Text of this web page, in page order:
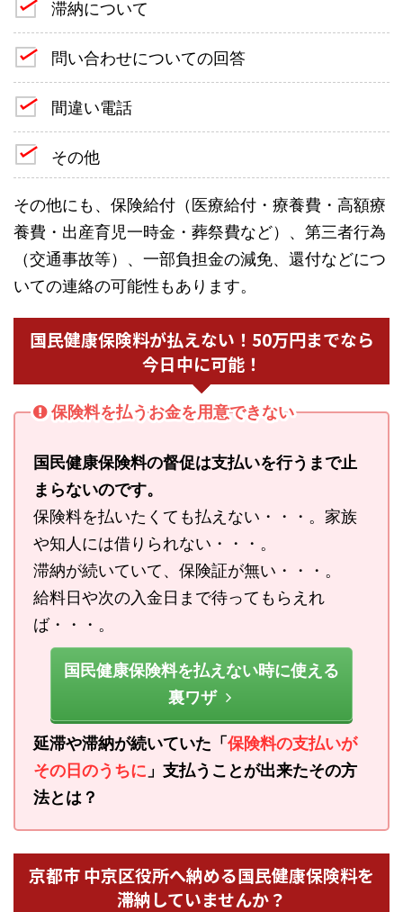
滞納について
問い合わせについての回答
間違い電話
その他
その他にも、保険給付（医療給付・療養費・高額療
養費・出産育児一時金・葬祭費など）、第三者行為
（交通事故等）、一部負担金の減免、還付などにつ
いての連絡の可能性もあります。
国民健康保険料が払えない！50万円までなら
今日中に可能！
保険料を払うお金を用意できない
国民健康保険料の督促は支払いを行うまで止
まらないのです。
保険料を払いたくても払えない・・・。家族
や知人には借りられない・・・。
滞納が続いていて、保険証が無い・・・。
給料日や次の入金日まで待ってもらえれ
ば・・・。
国民健康保険料を払えない時に使える
裏ワザ
延滞や滞納が続いていた「保険料の支払いが
その日のうちに 」支払うことが出来たその方
法とは？
京都市 中京区役所へ納める国民健康保険料を
滞納していませんか？